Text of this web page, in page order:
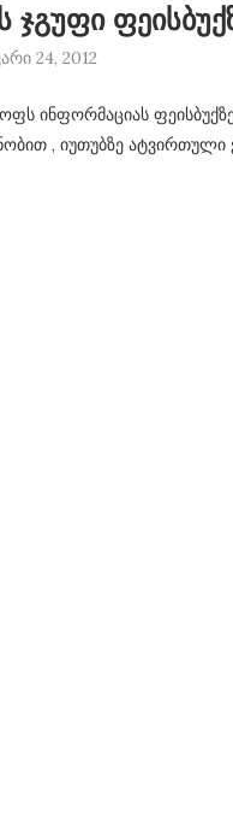
ჯგუფი
24, 2012
ინფორმაციას
, იუთუბზე